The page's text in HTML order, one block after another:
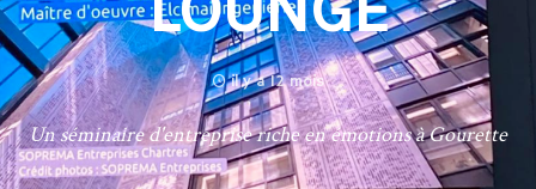
il y a 12 mois
Un séminaire d'entreprise riche en émotions à Gourette